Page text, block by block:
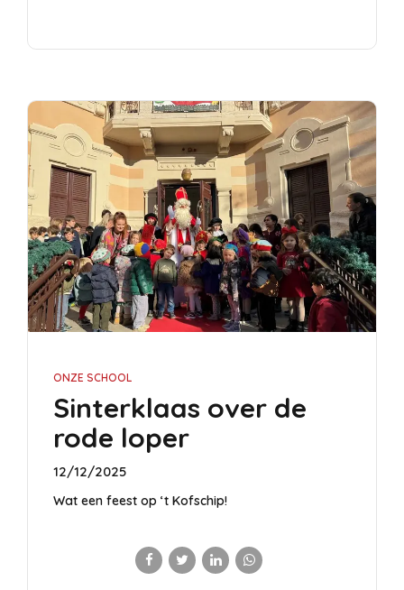
ONZE SCHOOL
Sinterklaas over de
rode loper
12/12/2025
Wat een feest op ‘t Kofschip!